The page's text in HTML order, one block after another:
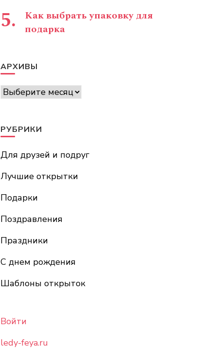
Как выбрать упаковку для
подарка
АРХИВЫ
Архивы
РУБРИКИ
Для друзей и подруг
Лучшие открытки
Подарки
Поздравления
Праздники
С днем рождения
Шаблоны открыток
Войти
ledy-feya.ru